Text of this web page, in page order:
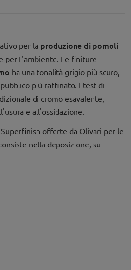
per la produzione di pomoli
per L'ambiente. Le finiture
ha una tonalità grigio più scuro,
più raffinato. I test di
di cromo esavalente,
e all'ossidazione.
offerte da Olivari per le
nella deposizione, su